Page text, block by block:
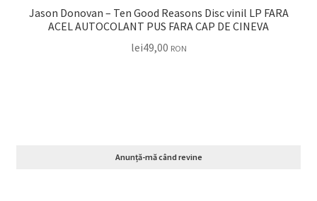
Jason Donovan – Ten Good Reasons Disc vinil LP FARA
ACEL AUTOCOLANT PUS FARA CAP DE CINEVA
lei49,00 RON
Anunță-mă când revine